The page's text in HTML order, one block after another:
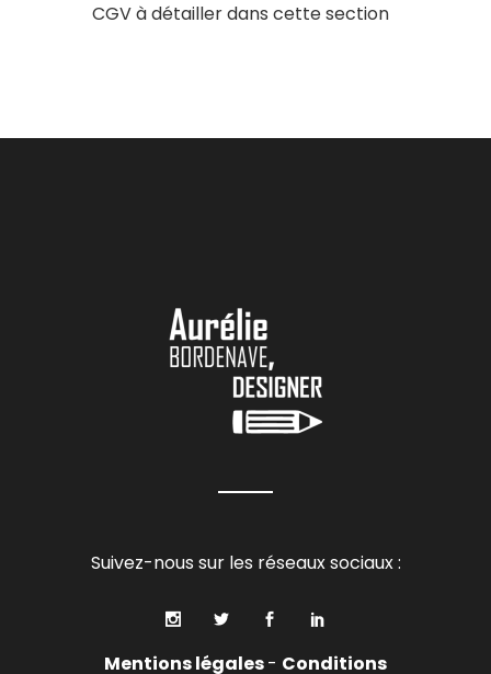
CGV à détailler dans cette section
Suivez-nous sur les réseaux sociaux :
Mentions légales- Conditions